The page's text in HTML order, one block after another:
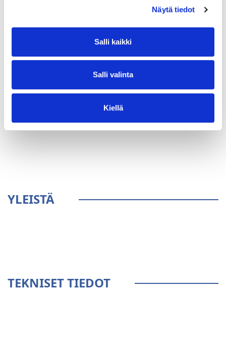
Näytä tiedot
Salli kaikki
Salli valinta
Kiellä
YLEISTÄ
TEKNISET TIEDOT